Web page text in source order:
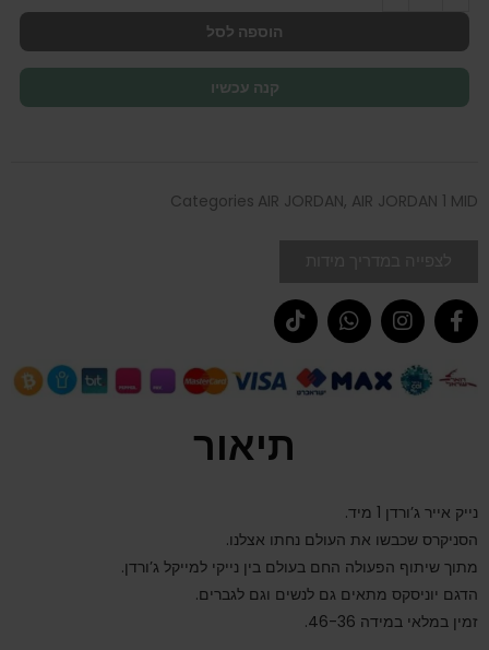
הוספה לסל
קנה עכשיו
Categories AIR JORDAN, AIR JORDAN 1 MID
תיאור
נייק אייר ג’ורדן 1 מיד.
הסניקרס שכבשו את העולם נחתו אצלנו.
מתוך שיתוף הפעולה החם בעולם בין נייקי למייקל ג’ורדן.
הדגם יוניסקס מתאים גם לנשים וגם לגברים.
זמין במלאי במידה 46-36.